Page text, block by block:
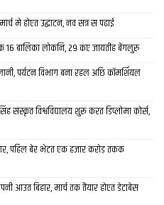
मे होएत उद्घाटन, नव सत्र स पढाई
बालिका लोकनि, 29 कए जायतीह बेंगलुरु
पर्यटन विभाग बना रहल अछि कॉमर्शियल
संस्कृत विश्वविद्यालय शुरू करत डिप्लोमा कोर्स,
पहिल बेर भेटत एक हजार करोड़ तकक
आउत बिहार, मार्च तक तैयार होएत डेटाबेस